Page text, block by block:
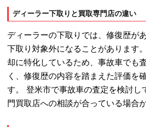
ディーラー下取りと買取専門店の違い
ディーラーの下取りでは、修復歴が
下取り対象外になることがあります
却に特化しているため、事故車でも
く、修復歴の内容を踏まえた評価を
す。 登米市で事故車の査定を検討し
門買取店への相談が合っている場合